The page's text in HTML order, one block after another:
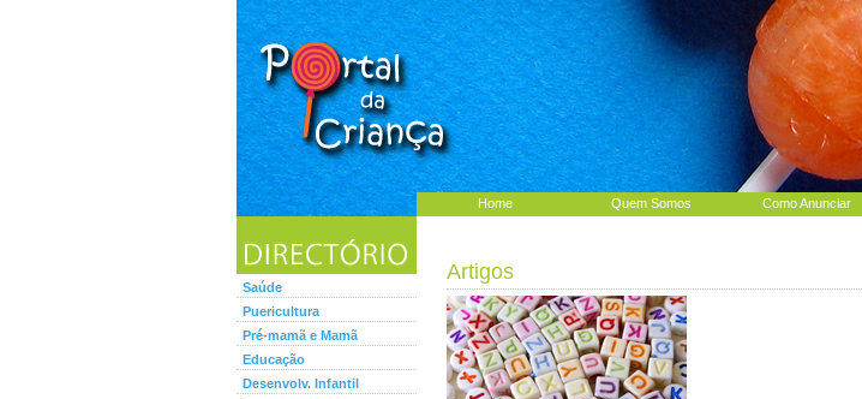
Home Quem Somos Como Anunciar
Saúde
Puericultura
Pré-mamã e Mamã
Educação
Desenvolv. Infantil
Artigos